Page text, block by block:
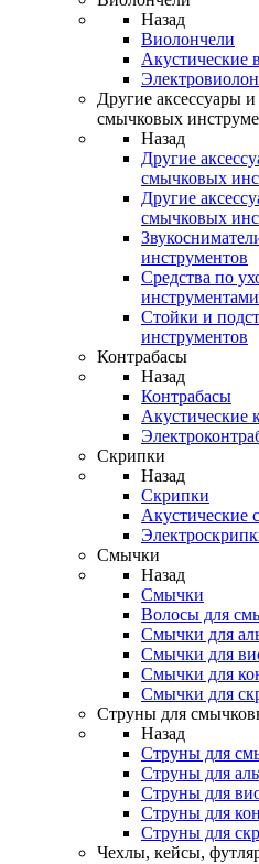
Назад
Виолончели
Акустические
Другие аксессуары
смычковых
Назад
Другие
смычковых
Другие
смычковых
инструментов
Средства по
инструментами
Стойки и
инструментов
Контрабасы
Назад
Контрабасы
Акустические
Скрипки
Назад
Скрипки
Акустические
Смычки
Назад
Смычки
Волосы для
Смычки для
Смычки для
Смычки для
Смычки для
Струны для
Назад
Струны для
Струны для
Струны для
Струны для
Струны для
Чехлы, кейсы,